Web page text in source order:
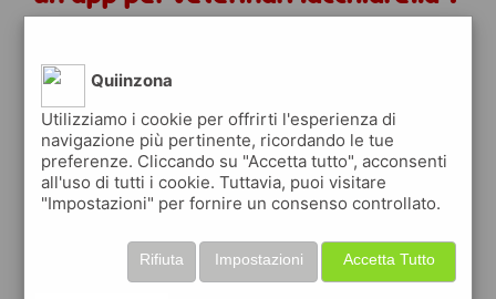
quiinzona è una app
gratuita
che ti aiuta se cerchi 'un'app per
veterinari lacchiarella ? ' e che ti premia
ogni volta che la usi
raccogli punti da convertire inbuoni sconto
o gift card
per fare la spesa, fare
Quiinzona
Utilizziamo i cookie per offrirti l'esperienza di
navigazione più pertinente, ricordando le tue
preferenze. Cliccando su "Accetta tutto", acconsenti
all'uso di tutti i cookie. Tuttavia, puoi visitare
"Impostazioni" per fornire un consenso controllato.
Accetta Tutto
Impostazioni
Rifiuta